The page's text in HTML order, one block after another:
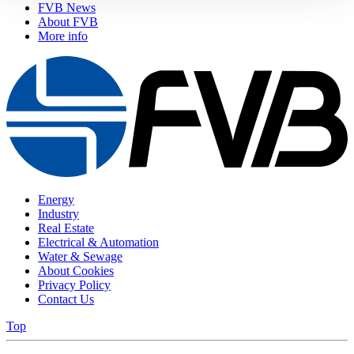
FVB News
About FVB
More info
Energy
Industry
Real Estate
Electrical & Automation
Water & Sewage
About Cookies
Privacy Policy
Contact Us
Top